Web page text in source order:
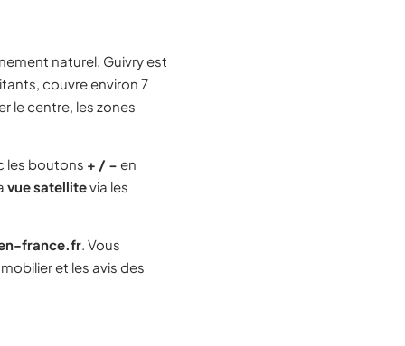
naturel. Guivry est
couvre environ 7
le centre, les zones
les boutons + / − en
vue satellitevia les
france.fr. Vous
et les avis des